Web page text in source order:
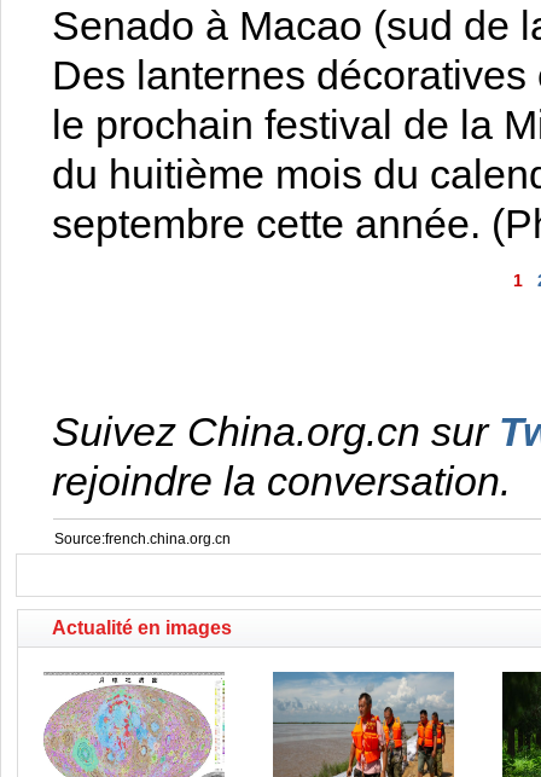
Senado à Macao (sud de
Des lanternes
le prochain festival de la
du huitième mois du
septembre cette année.
1
Suivez China.org.cn sur
rejoindre la conversation.
Source:french.china.org.cn